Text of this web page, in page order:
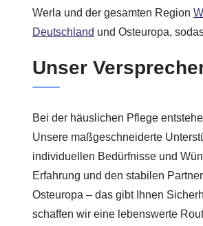
Werla und der gesamten Region
Deutschland und Osteuropa,
Unser
Bei der häuslichen Pflege
Unsere maßgeschneiderte
individuellen Bedürfnisse und
Erfahrung und den stabilen
Osteuropa – das gibt Ihnen
schaffen wir eine lebenswerte